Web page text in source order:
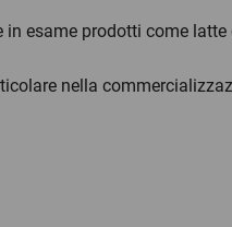
esame prodotti come latte
nella